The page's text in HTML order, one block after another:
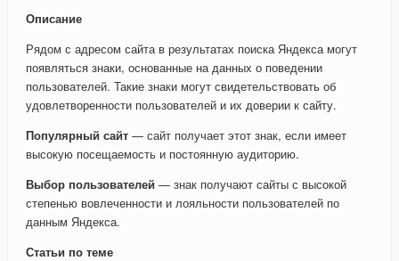
Описание
Рядом с адресом сайта в результатах поиска Яндекса могут
появляться знаки, основанные на данных о поведении
пользователей. Такие знаки могут свидетельствовать об
удовлетворенности пользователей и их доверии к сайту.
Популярный сайт — сайт получает этот знак, если имеет
высокую посещаемость и постоянную аудиторию.
Выбор пользователей — знак получают сайты с высокой
степенью вовлеченности и лояльности пользователей по
данным Яндекса.
Статьи по теме